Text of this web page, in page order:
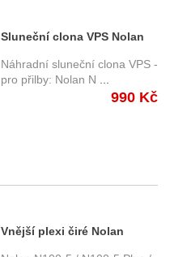
Sluneční clona VPS Nolan
N44/N70/N100-5/N87/N70-
2/N44/N40
Náhradní sluneční clona VPS -
pro přilby: Nolan N
990 Kč
Vnější plexi čiré Nolan
N100-5/N90-3